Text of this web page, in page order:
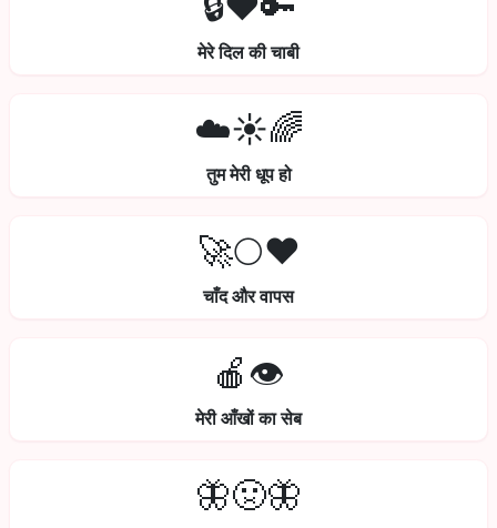
मेरे दिल की चाबी
☁️☀️🌈
तुम मेरी धूप हो
🚀🌕❤️
चाँद और वापस
🍎👁️
मेरी आँखों का सेब
🦋🤢🦋